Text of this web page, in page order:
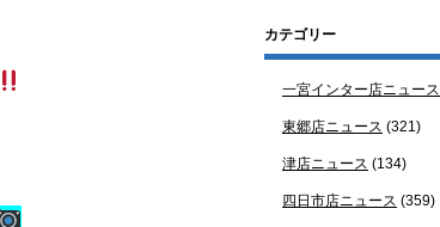
カテゴリー
一宮インター店ニュース
東郷店ニュース (321)
津店ニュース (134)
四日市店ニュース (359)